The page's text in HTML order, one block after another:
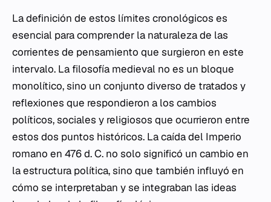
La definición de estos límites cronológicos es
esencial para comprender la naturaleza de las
corrientes de pensamiento que surgieron en este
intervalo. La filosofía medieval no es un bloque
monolítico, sino un conjunto diverso de tratados y
reflexiones que respondieron a los cambios
políticos, sociales y religiosos que ocurrieron entre
estos dos puntos históricos. La caída del Imperio
romano en 476 d. C. no solo significó un cambio en
la estructura política, sino que también influyó en
cómo se interpretaban y se integraban las ideas